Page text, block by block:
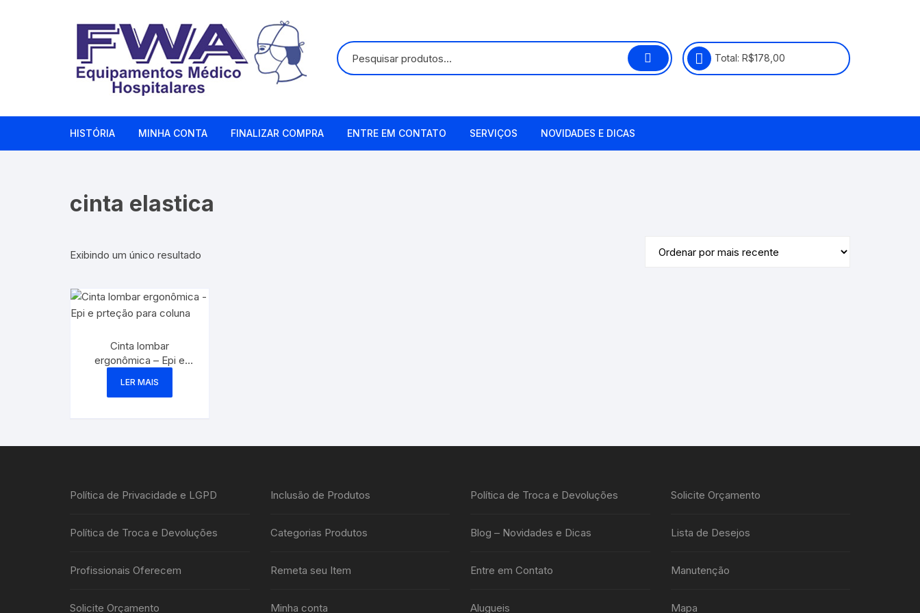
Total: R$178,00
HISTÓRIA MINHA CONTA FINALIZAR COMPRA ENTRE EM CONTATO SERVIÇOS NOVIDADES E DICAS
cinta elastica
Exibindo um único resultado
Cinta lombar
ergonômica – Epi e
LER MAIS
Política de Privacidade e LGPD
Política de Troca e Devoluções
Profissionais Oferecem
Solicite Orçamento
Inclusão de Produtos
Categorias Produtos
Remeta seu Item
Minha conta
Política de Troca e Devoluções
Blog – Novidades e Dicas
Entre em Contato
Alugueis
Solicite Orçamento
Lista de Desejos
Manutenção
Mapa